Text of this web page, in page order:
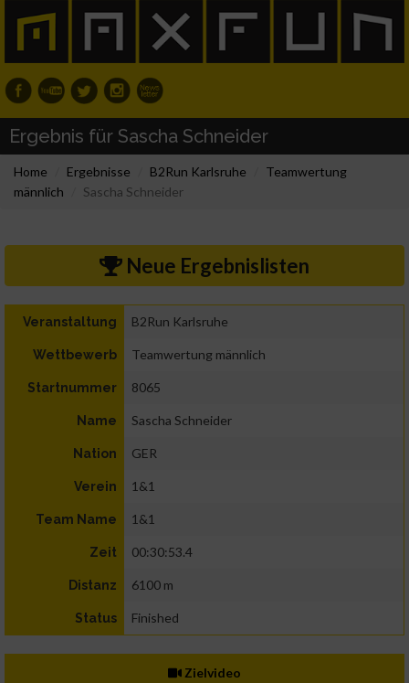
Ergebnis für Sascha Schneider
Home Ergebnisse B2Run Karlsruhe
Teamwertung
männlich
Sascha Schneider
Neue Ergebnislisten
Veranstaltung B2Run Karlsruhe
Wettbewerb Teamwertung männlich
Startnummer 8065
Name Sascha Schneider
Nation GER
Verein 1&1
Team Name 1&1
Zeit 00:30:53.4
Distanz 6100 m
Status Finished
Zielvideo